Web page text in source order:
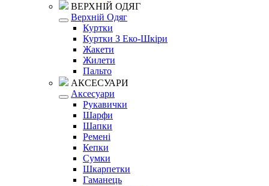
ВЕРХНІЙ ОДЯГ
Верхній Одяг
Куртки
Куртки З Еко-Шкіри
Жакети
Жилети
Пальто
АКСЕСУАРИ
Аксесуари
Рукавички
Шарфи
Шапки
Ремені
Кепки
Сумки
Шкарпетки
Гаманець